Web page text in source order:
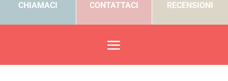
CHIAMACI CONTATTACI RECENSIONI